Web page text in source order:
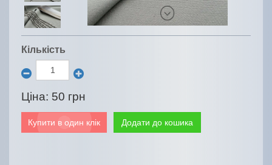
Кількість
Ціна: 50 грн
Купити в один клік Додати до кошика